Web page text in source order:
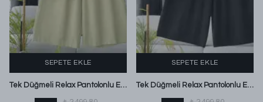
SEPETE EKLE
Tek Düğmeli Relax Pantolonlu Eslem Keten Takım Adaçayı
SEPETE EKLE
Tek Düğmeli Relax Pantolonlu Eslem Keten Takım Siyah